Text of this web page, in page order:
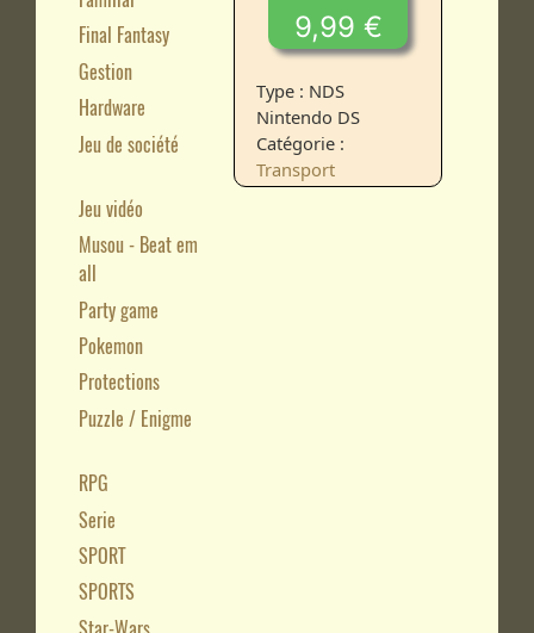
Final Fantasy
Gestion
Hardware
Jeu de société
Jeu vidéo
Musou - Beat em
all
Party game
Pokemon
Protections
Puzzle / Enigme
RPG
Serie
SPORT
SPORTS
9,99 €
Type : NDS
Nintendo DS
Catégorie :
Transport